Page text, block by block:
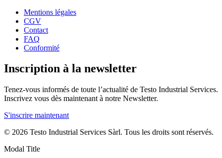
Mentions légales
CGV
Contact
FAQ
Conformité
Inscription à la newsletter
Tenez-vous informés de toute l’actualité de Testo Industrial Services.
Inscrivez vous dès maintenant à notre Newsletter.
S'inscrire maintenant
© 2026 Testo Industrial Services Sàrl. Tous les droits sont réservés.
Modal Title